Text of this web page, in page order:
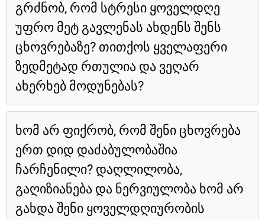
გრძნობ, რომ სტრესი ყოველდღე
უფრო მეტ გავლენას ახდენს შენს
ცხოვრებაზე? თითქოს ყველაფერი
ზედმეტად რთულია და ვეღარ
ახერხებ მოდუნებას?
ხომ არ ფიქრობ, რომ შენი ცხოვრება
ერთ დიდ დაძაბულობაშია
ჩარჩენილი? დაღლილობა,
გაღიზიანება და ნერვიულობა ხომ არ
გახდა შენი ყოველდღიურობის